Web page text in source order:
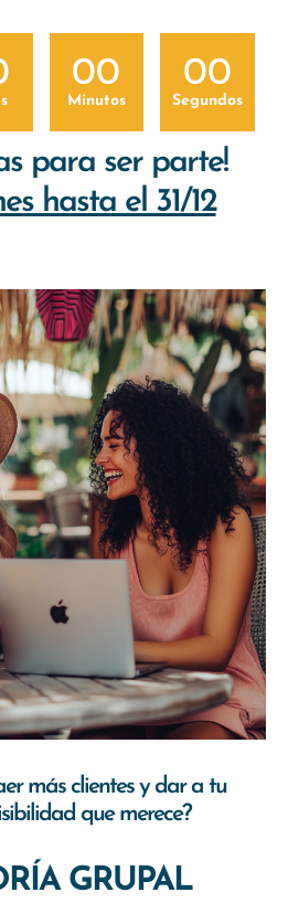
00
Minutos
00
Segundos
para ser parte!
hasta el 31/12
más clientes y dar a tu
que merece?
GRUPAL